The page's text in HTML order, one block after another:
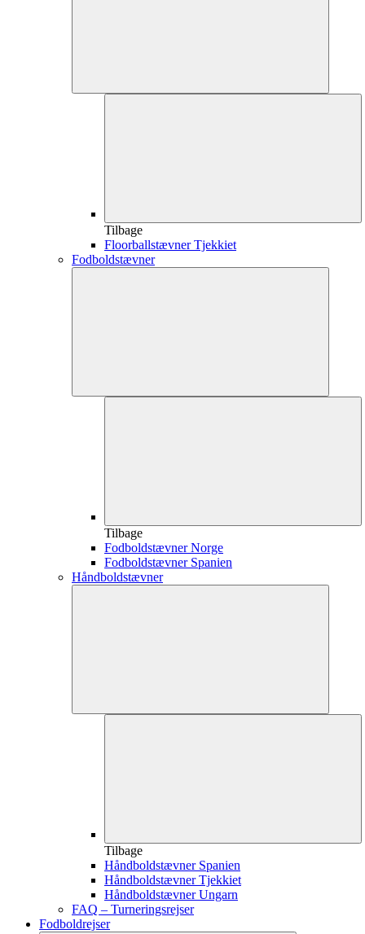
Tilbage
Floorballstævner Tjekkiet
Fodboldstævner
Tilbage
Fodboldstævner Norge
Fodboldstævner Spanien
Håndboldstævner
Tilbage
Håndboldstævner Spanien
Håndboldstævner Tjekkiet
Håndboldstævner Ungarn
FAQ – Turneringsrejser
Fodboldrejser